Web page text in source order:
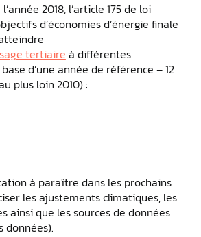
2018, l’article 175 de loi
d’économies d’énergie finale
tertiaire à différentes
d’une année de référence – 12
plus loin 2010) :
à paraître dans les prochains
les ajustements climatiques, les
ainsi que les sources de données
données).